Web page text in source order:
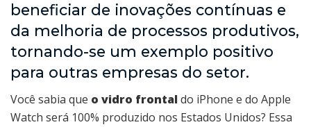
beneficiar de inovações contínuas e
da melhoria de processos produtivos,
tornando-se um exemplo positivo
para outras empresas do setor.
Você sabia que o vidro frontal do iPhone e do Apple
Watch será 100% produzido nos Estados Unidos? Essa